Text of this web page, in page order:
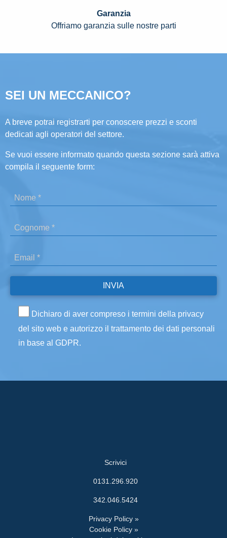
Garanzia
Offriamo garanzia sulle nostre parti
SEI UN MECCANICO?
A breve potrai registrarti per conoscere prezzi e sconti
dedicati agli operatori del settore.
Se vuoi essere informato quando questa sezione sarà attiva
compila il seguente form:
Dichiaro di aver compreso i termini della privacy
del sito web e autorizzo il trattamento dei dati personali
in base al GDPR.
Scrivici
0131.296.920
342.046.5424
Privacy Policy »
Cookie Policy »